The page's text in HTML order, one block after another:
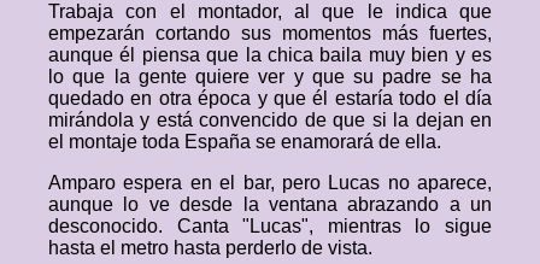
Trabaja con el montador, al que le indica que
empezarán cortando sus momentos más fuertes,
aunque él piensa que la chica baila muy bien y es
lo que la gente quiere ver y que su padre se ha
quedado en otra época y que él estaría todo el día
mirándola y está convencido de que si la dejan en
el montaje toda España se enamorará de ella.
Amparo espera en el bar, pero Lucas no aparece,
aunque lo ve desde la ventana abrazando a un
desconocido. Canta "Lucas", mientras lo sigue
hasta el metro hasta perderlo de vista.